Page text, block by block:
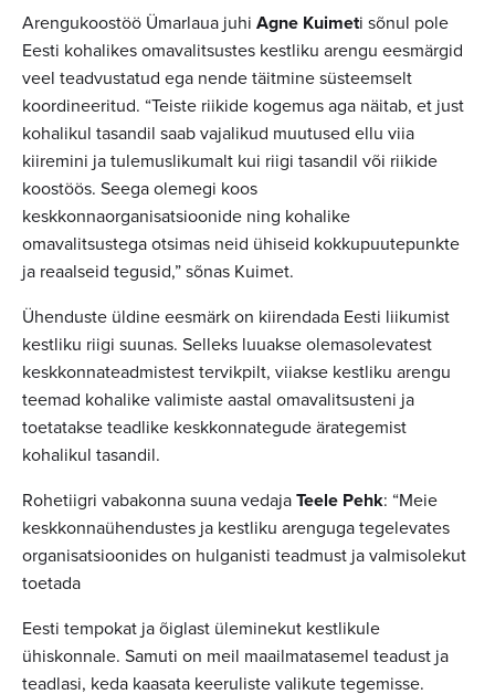
Arengukoostöö Ümarlaua juhi Agne Kuimeti sõnul pole
Eesti kohalikes omavalitsustes kestliku arengu eesmärgid
veel teadvustatud ega nende täitmine süsteemselt
koordineeritud. “Teiste riikide kogemus aga näitab, et just
kohalikul tasandil saab vajalikud muutused ellu viia
kiiremini ja tulemuslikumalt kui riigi tasandil või riikide
koostöös. Seega olemegi koos
keskkonnaorganisatsioonide ning kohalike
omavalitsustega otsimas neid ühiseid kokkupuutepunkte
ja reaalseid tegusid,” sõnas Kuimet.
Ühenduste üldine eesmärk on kiirendada Eesti liikumist
kestliku riigi suunas. Selleks luuakse olemasolevatest
keskkonnateadmistest tervikpilt, viiakse kestliku arengu
teemad kohalike valimiste aastal omavalitsusteni ja
toetatakse teadlike keskkonnategude ärategemist
kohalikul tasandil.
Rohetiigri vabakonna suuna vedaja Teele Pehk: “Meie
keskkonnaühendustes ja kestliku arenguga tegelevates
organisatsioonides on hulganisti teadmust ja valmisolekut
toetada
Eesti tempokat ja õiglast üleminekut kestlikule
ühiskonnale. Samuti on meil maailmatasemel teadust ja
teadlasi, keda kaasata keeruliste valikute tegemisse.